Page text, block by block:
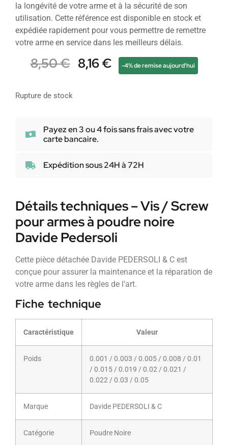
la longévité de votre arme et à la sécurité de son
utilisation. Cette référence est disponible en stock et
expédiée rapidement pour vous permettre de remettre
votre arme en service dans les meilleurs délais.
8,50€ 8,16€ -4% de remise aujourd'hui
Rupture de stock
Payez en 3 ou 4 fois sans frais avec votre
carte bancaire.
Expédition sous 24H à 72H
Détails techniques – Vis / Screw
pour armes à poudre noire
Davide Pedersoli
Cette pièce détachée Davide PEDERSOLI & C est
conçue pour assurer la maintenance et la réparation de
votre arme dans les règles de l’art.
Fiche technique
Caractéristique Valeur
Poids
0.001 / 0.003 / 0.005 / 0.008 / 0.01
/ 0.015 / 0.019 / 0.02 / 0.021 /
0.022 / 0.03 / 0.05
Marque Davide PEDERSOLI & C
Catégorie Poudre Noire